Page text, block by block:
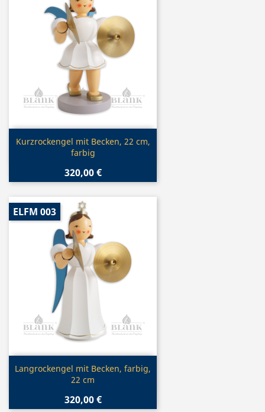
Vorschau
Kurzrockengel mit Becken, 22 cm,
farbig
320,00 €
Vorschau
Langrockengel mit Becken, farbig,
22 cm
320,00 €
ELFM 003